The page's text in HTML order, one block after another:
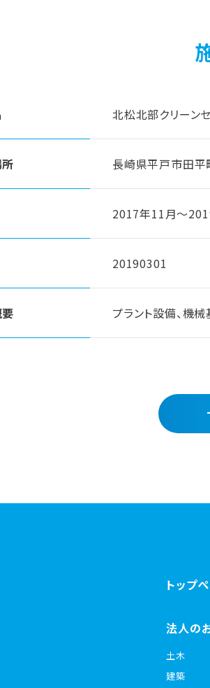
北松北部クリーン
長崎県平戸市田
2017年11月〜
20190301
プラント設備、機
トップ
法人の
土木
建築